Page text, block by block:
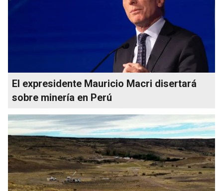
El expresidente Mauricio Macri disertará
sobre minería en Perú